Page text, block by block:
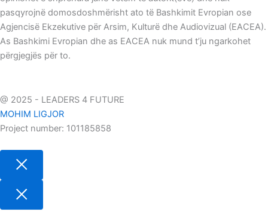
e
b
o
k
t
a
r
a
k
e
i
n
pasqyrojnë domosdoshmërisht ato të Bashkimit Evropian ose
Agjencisë Ekzekutive për Arsim, Kulturë dhe Audiovizual (EACEA).
As Bashkimi Evropian dhe as EACEA nuk mund t’ju ngarkohet
përgjegjës për to.
@ 2025 - LEADERS 4 FUTURE
MOHIM LIGJOR
Project number: 101185858